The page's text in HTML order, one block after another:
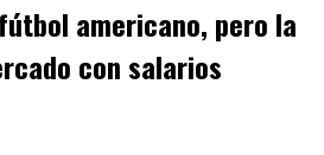
americano, pero la
con salarios